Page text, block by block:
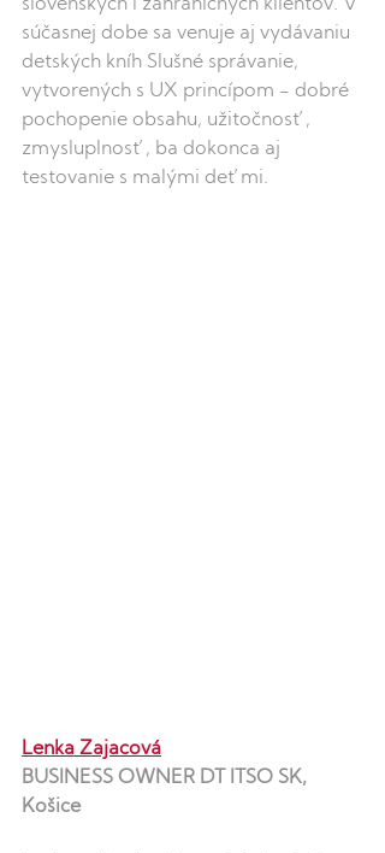
slovenských i zahraničných klientov. V
súčasnej dobe sa venuje aj vydávaniu
detských kníh Slušné správanie,
vytvorených s UX princípom - dobré
pochopenie obsahu, užitočnosť,
zmysluplnosť, ba dokonca aj
testovanie s malými deťmi.
Lenka Zajacová
BUSINESS OWNER DT ITSO SK,
Košice